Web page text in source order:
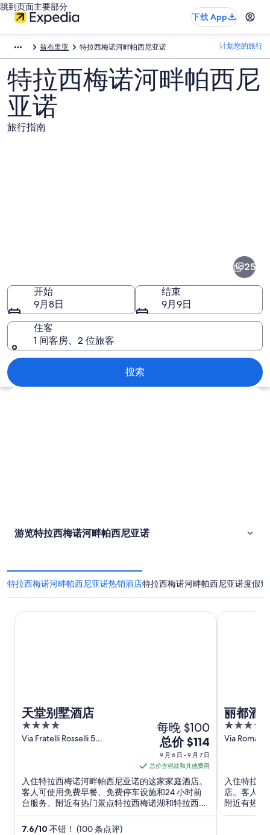
跳到页面主要部分
下载 App
翁布里亚 特拉西梅诺河畔帕西尼亚诺 计划您的旅行
特拉西梅诺河畔帕西尼
亚诺
旅行指南
河
帕
西
25
开始
9月8日
结束
9月9日
住客
1 间客房、2 位旅客
搜索
浏览地图
游览特拉西梅诺河畔帕西尼亚诺
特拉西梅诺河畔帕西尼亚诺热销酒店特拉西梅诺河畔帕西尼亚诺度假
天堂别墅酒店
4
out
Via Fratelli Rosselli 5
每晚 $100
9
月
6
日
到
9
月
总价 $114
9 月 6 日 - 9 月 7 日
总价含税款和其他费用
入住特拉西梅诺河畔帕西尼亚诺的这家家庭酒店。
客人可使用免费早餐、免费停车设施和24 小时前
台服务。附近有热门景点特拉西梅诺湖和特拉西梅
诺河畔帕西尼亚诺码头。
7.6/10 不错！ (100 条点评)
天堂别墅酒店
丽都酒
4
out
Via Roma, 1
入住特拉
店。客人可
附近有热门
西尼亚诺码
丽都酒店